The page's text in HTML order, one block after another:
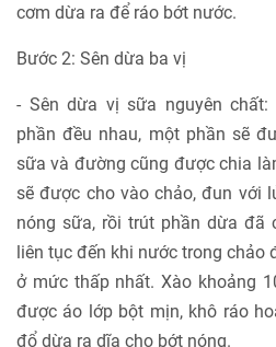
cơm dừa ra để ráo bớt nước.
Bước 2: Sên dừa ba vị
- Sên dừa vị sữa nguyên
phần đều nhau, một phần sẽ
sữa và đường cũng được chia
sẽ được cho vào chảo, đun với
nóng sữa, rồi trút phần dừa đã
liên tục đến khi nước trong chảo
ở mức thấp nhất. Xào khoảng
được áo lớp bột mịn, khô ráo
đổ dừa ra dĩa cho bớt nóng.